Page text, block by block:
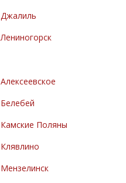
Джалиль
Лениногорск
Алексеевское
Белебей
Камские Поляны
Клявлино
Мензелинск